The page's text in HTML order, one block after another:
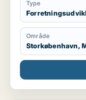
gennem
performing teams.
forbinde
og omsætte
skaber varige
lederrolle, hvor jeg
fremtidens
innovation og
Type
Område
Storkøbenhavn,